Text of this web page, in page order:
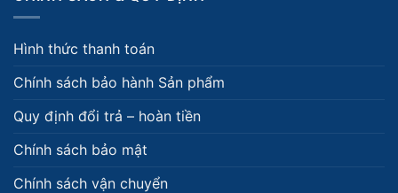
Hình thức thanh toán
Chính sách bảo hành Sản phẩm
Quy định đổi trả – hoàn tiền
Chính sách bảo mật
Chính sách vận chuyển